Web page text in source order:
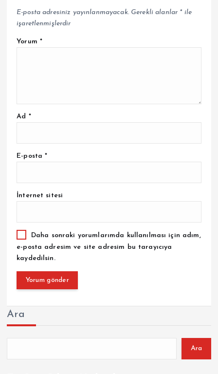
E-posta adresiniz yayınlanmayacak. Gerekli alanlar *ile
işaretlenmişlerdir
Yorum *
Ad *
E-posta*
İnternet sitesi
Daha sonraki yorumlarımda kullanılması için adım,
e-posta adresim ve site adresim bu tarayıcıya
kaydedilsin.
Ara
Ara